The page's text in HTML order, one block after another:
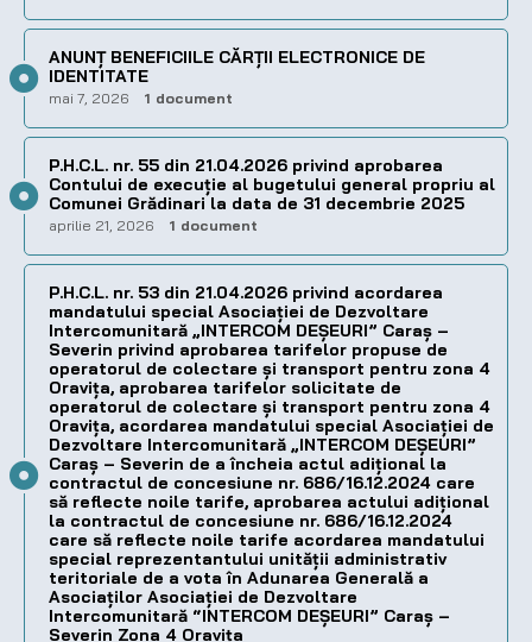
ANUNȚ BENEFICIILE CĂRȚII ELECTRONICE DE
IDENTITATE
mai 7, 2026 1 document
P.H.C.L. nr. 55 din 21.04.2026 privind aprobarea
Contului de execuţie al bugetului general propriu al
Comunei Grădinari la data de 31 decembrie 2025
aprilie 21, 2026 1 document
P.H.C.L. nr. 53 din 21.04.2026 privind acordarea
mandatului special Asociației de Dezvoltare
Intercomunitară „INTERCOM DEȘEURI” Caraș –
Severin privind aprobarea tarifelor propuse de
operatorul de colectare și transport pentru zona 4
Oravița, aprobarea tarifelor solicitate de
operatorul de colectare și transport pentru zona 4
Oravița, acordarea mandatului special Asociației de
Dezvoltare Intercomunitară „INTERCOM DEȘEURI”
Caraș – Severin de a încheia actul adițional la
contractul de concesiune nr. 686/16.12.2024 care
să reflecte noile tarife, aprobarea actului adițional
la contractul de concesiune nr. 686/16.12.2024
care să reflecte noile tarife acordarea mandatului
special reprezentantului unității administrativ
teritoriale de a vota în Adunarea Generală a
Asociaților Asociației de Dezvoltare
Intercomunitară “INTERCOM DEȘEURI” Caraș –
Severin Zona 4 Oravița